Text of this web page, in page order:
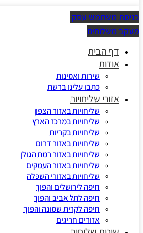
כניסת משתמש עסקי
מעקב משלוחים
דף הבית
אודות
שירות ואמינות
כתבו עלינו ברשת
אזורי שליחויות
שליחויות באזור הצפון
שליחויות במרכז הארץ
שליחויות בקריות
שליחויות באזור דרום
שליחויות באזור רמת הגולן
שליחויות באזור העמקים
שליחויות באזורי השפלה
חיפה לירושלים והפוך
חיפה לתל אביב והפוך
חיפה לקרית שמונה והפוך
אזורים חריגים